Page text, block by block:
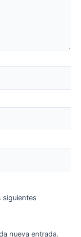
siguientes
nueva entrada.